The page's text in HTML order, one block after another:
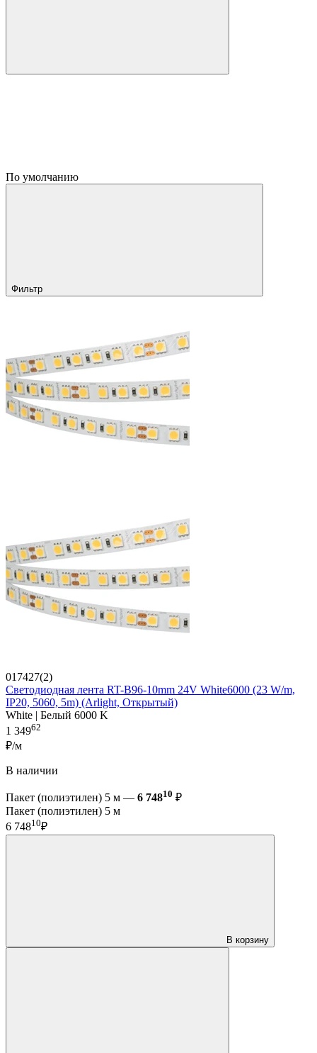
По умолчанию
Фильтр
017427(2)
Светодиодная лента RT-B96-10mm 24V White6000 (23 W/m,
IP20, 5060, 5m) (Arlight, Открытый)
White | Белый 6000 K
1 34962
₽/м
В наличии
Пакет (полиэтилен) 5 м — 6 74810 ₽
Пакет (полиэтилен) 5 м
6 74810₽
В корзину